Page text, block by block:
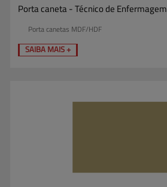
Porta caneta - Técnico de Enfermagem
Porta canetas MDF/HDF
SAIBA MAIS +